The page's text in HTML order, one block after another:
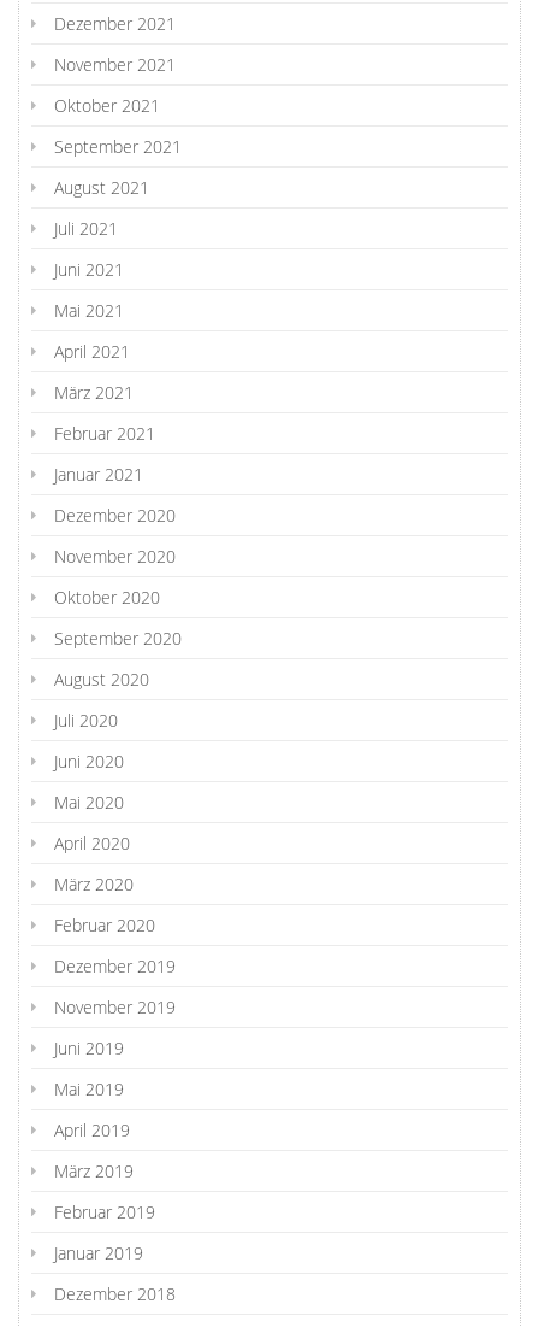
Dezember 2021
November 2021
Oktober 2021
September 2021
August 2021
Juli 2021
Juni 2021
Mai 2021
April 2021
März 2021
Februar 2021
Januar 2021
Dezember 2020
November 2020
Oktober 2020
September 2020
August 2020
Juli 2020
Juni 2020
Mai 2020
April 2020
März 2020
Februar 2020
Dezember 2019
November 2019
Juni 2019
Mai 2019
April 2019
März 2019
Februar 2019
Januar 2019
Dezember 2018